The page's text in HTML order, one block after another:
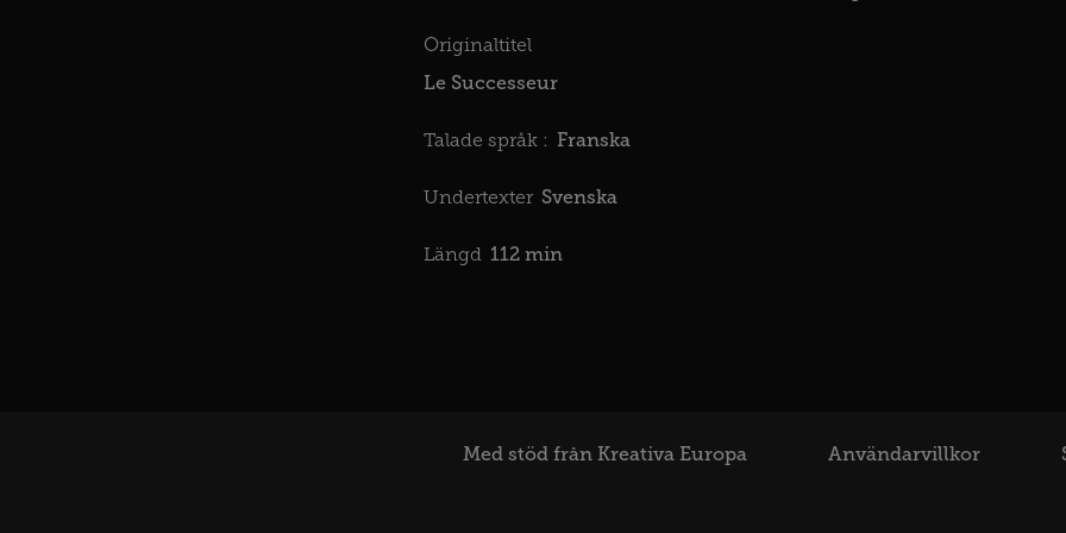
Originaltitel
Le Successeur
Talade språk : Franska
Undertexter Svenska
Längd 112 min
Med stöd från Kreativa Europa Användarvillkor